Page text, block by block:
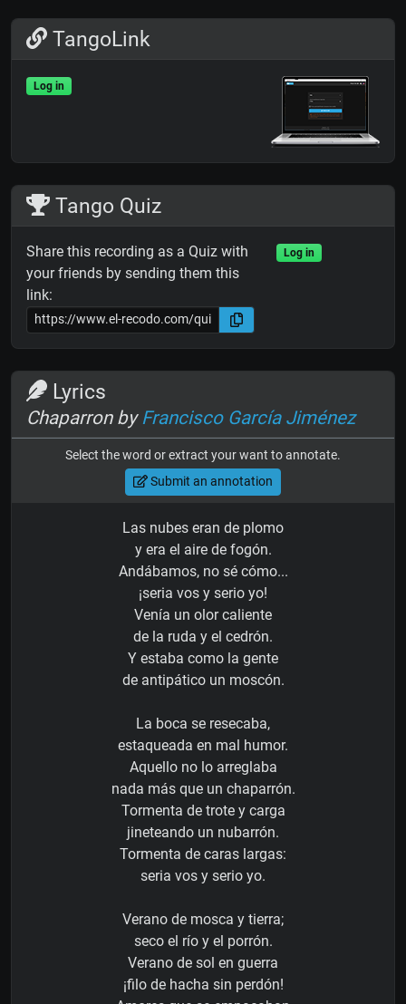
TangoLink
Log in
Tango Quiz
Share this recording as a Quiz with
your friends by sending them this
link:
Log in
Lyrics
Chaparron byFrancisco García Jiménez
Select the word or extract your want to annotate.
Submit an annotation
Las nubes eran de plomo
y era el aire de fogón.
Andábamos, no sé cómo...
¡seria vos y serio yo!
Venía un olor caliente
de la ruda y el cedrón.
Y estaba como la gente
de antipático un moscón.
La boca se resecaba,
estaqueada en mal humor.
Aquello no lo arreglaba
nada más que un chaparrón.
Tormenta de trote y carga
jineteando un nubarrón.
Tormenta de caras largas:
seria vos y serio yo.
Verano de mosca y tierra;
seco el río y el porrón.
Verano de sol en guerra
¡filo de hacha sin perdón!